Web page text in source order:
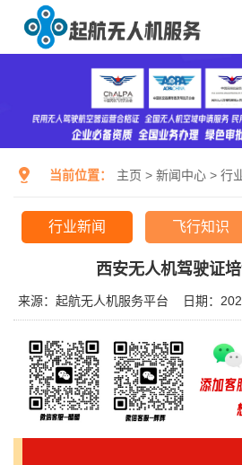
当前位置： 主页 > 新闻中心 > 行
行业新闻 飞行知识
西安无人机驾驶证
来源：起航无人机服务平台 日期：